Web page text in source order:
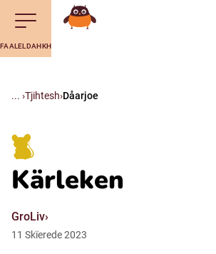
Till navigering av sidans innehåll
Till övergripande innehåll för webbplatsen
Svenska
Suomi (Finska)
Julevsámegiella (Lulesamiska)
FAALELDAHKH
Aalkoebealan
Tjihtesh Dåarjoe
Kärleken
GroLiv
11 Skïerede2023